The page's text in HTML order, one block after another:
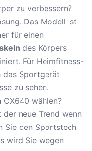
zu verbessern?
Das Modell ist
für einen
des Körpers
Für Heimfitness-
das Sportgerät
zu sehen.
wählen?
der neue Trend wenn
Sie den Sportstech
wird Sie wegen